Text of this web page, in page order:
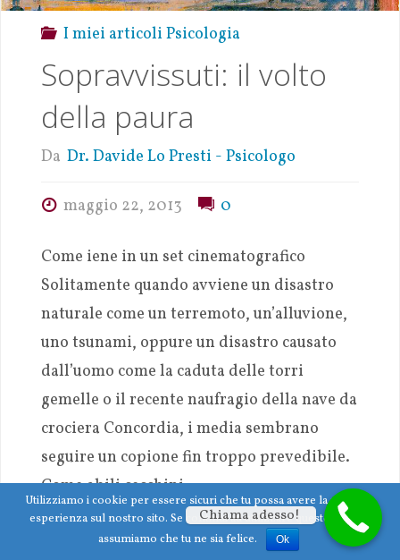
I miei articoli Psicologia
Sopravvissuti: il volto
della paura
Da Dr. Davide Lo Presti - Psicologo
maggio 22, 2013 0
Come iene in un set cinematografico
Solitamente quando avviene un disastro
naturale come un terremoto, un’alluvione,
uno tsunami, oppure un disastro causato
dall’uomo come la caduta delle torri
gemelle o il recente naufragio della nave da
crociera Concordia, i media sembrano
seguire un copione fin troppo prevedibile.
Come abili cecchini …
Condividi con:
Chiama adesso!
Utilizziamo i cookie per essere sicuri che tu possa avere la migliore
esperienza sul nostro sito. Se continui ad utilizzare questo sito noi
assumiamo che tu ne sia felice.
Ok